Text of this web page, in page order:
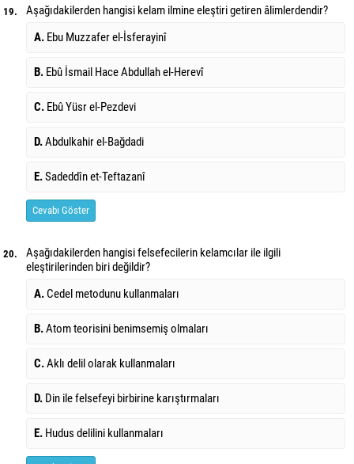
19.
Aşağıdakilerden hangisi kelam ilmine eleştiri getiren âlimlerdendir?
A. Ebu Muzzafer el-İsferayinî
B. Ebû İsmail Hace Abdullah el-Herevî
C. Ebû Yüsr el-Pezdevi
D.Abdulkahir el-Bağdadi
E.Sadeddîn et-Teftazanî
Cevabı Göster
20.
Aşağıdakilerden hangisi felsefecilerin kelamcılar ile ilgili
eleştirilerinden biri değildir?
A.Cedel metodunu kullanmaları
B.Atom teorisini benimsemiş olmaları
C.Aklı delil olarak kullanmaları
D. Din ile felsefeyi birbirine karıştırmaları
E. Hudus delilini kullanmaları